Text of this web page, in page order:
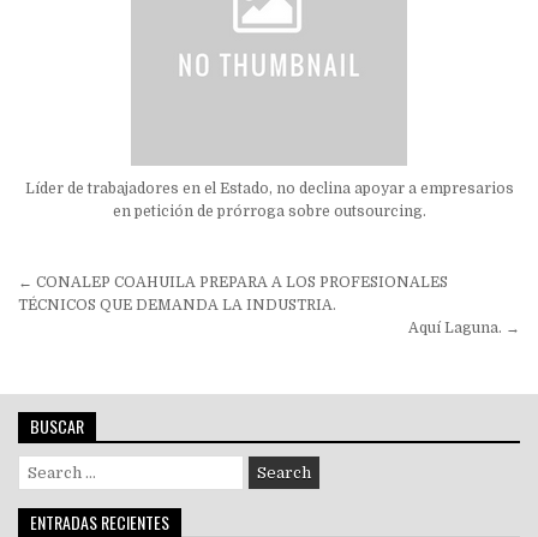
Líder de trabajadores en el Estado, no declina apoyar a empresarios
en petición de prórroga sobre outsourcing.
Navegación
de
← CONALEP COAHUILA PREPARA A LOS PROFESIONALES
TÉCNICOS QUE DEMANDA LA INDUSTRIA.
Aquí Laguna. →
BUSCAR
Search
for:
ENTRADAS RECIENTES